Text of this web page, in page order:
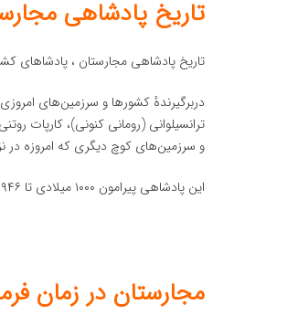
تاریخ پادشاهی
تاریخ پادشاهی مجارستان ، پادشاهای
دربرگیرندهٔ کشورها و سرزمین‌های
ترانسیلوانی (رومانی کنونی)، کارپات
و سرزمین‌های کوچ دیگری که امروزه در
این پادشاهی پیرامون ۱۰۰۰ میلادی تا ۱۹۴۶ میلادی نزدیک به هزار سال جز گسستی کوتاه در ۱۹۱۸-۱۹۱۹ دارای پیوستگی تاریخی بود.
مجارستان در زمان